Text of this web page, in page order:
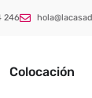
246
Colocación